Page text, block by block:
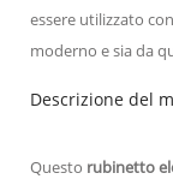
essere utilizzato
moderno e sia da
Descrizione del
Questo rubinetto